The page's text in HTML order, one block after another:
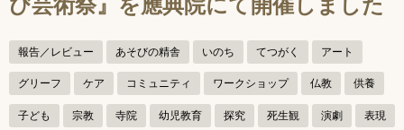
報告／レビュー あそびの精舎 いのち てつがく アート
グリーフ ケア コミュニティ ワークショップ 仏教 供養
子ども 宗教 寺院 幼児教育 探究 死生観 演劇 表現